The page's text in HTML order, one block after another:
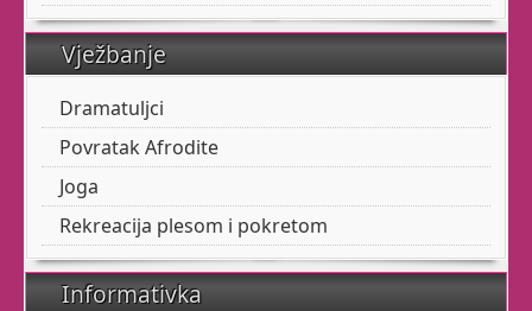
ravnotežu i snagu
Stari ste? Zahrđali?
Bolesni? Trapavi? Imate
Vježbanje
Dramatuljci
Povratak Afrodite
Joga
Rekreacija plesom i pokretom
Informativka